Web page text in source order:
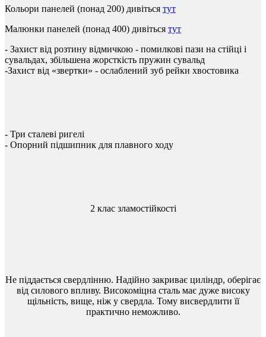
Кольори панелей (понад 200) дивіться тут
Малюнки панелей (понад 400) дивіться тут
- Захист від розтину відмичкою - помилкові пази на стійці і
сувальдах, збільшена жорсткість пружин сувальд
-Захист від «звертки» - ослаблений зуб рейки хвостовика
- Три сталеві ригелі
- Опорний підшипник для плавного ходу
2 клас зламостійкості
Не піддається свердлінню. Надійно закриває циліндр, оберігає
від силового впливу. Високоміцна сталь має дуже високу
щільність, вище, ніж у свердла. Тому висвердлити її
практично неможливо.